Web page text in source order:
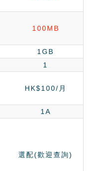
100MB
1GB
1
HK$100/月
1A
選配(歡迎查詢)